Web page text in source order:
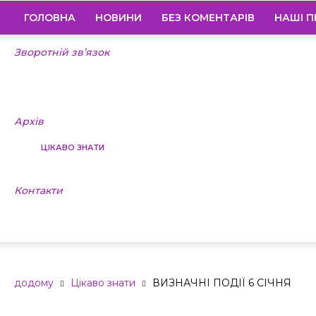
ГОЛОВНА НОВИНИ БЕЗ КОМЕНТАРІВ НАШІ
Зворотній зв’язок
Архів
Контакти
додому Цікаво знати ВИЗНАЧНІ ПОДІЇ 6 СІЧНЯ
ЦІКАВО ЗНАТИ